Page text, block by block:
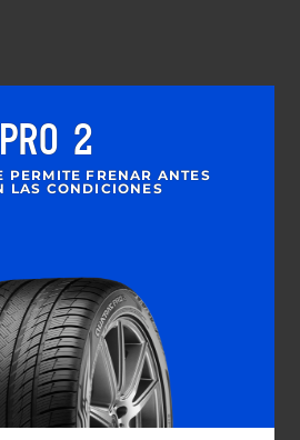
2
PERMITE FRENAR ANTES
LAS CONDICIONES